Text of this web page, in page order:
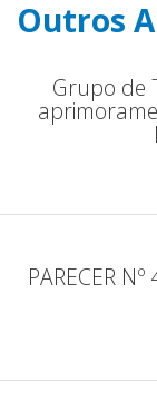
Outros
Grupo de
PARECER